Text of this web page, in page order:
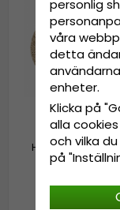
Hattar - Jaxon
Straw Safari
personlig
våra
detta
enheter.
Klicka på
alla
och vilka
på